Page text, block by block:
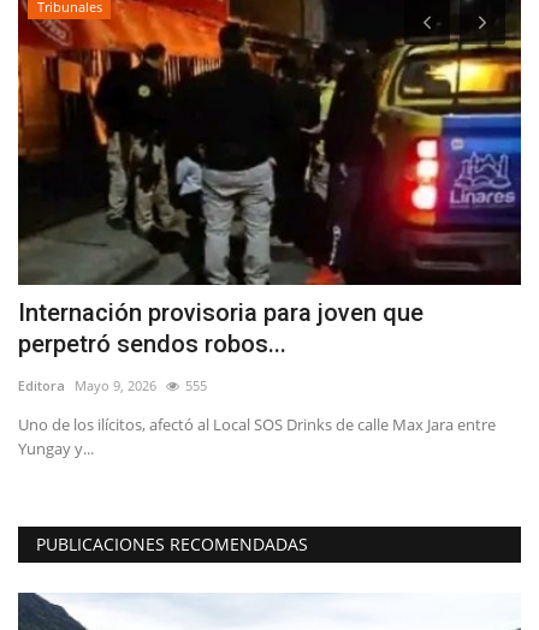
Tribunales
Internación provisoria para joven que
perpetró sendos robos...
Editora Mayo 9, 2026 555
Uno de los ilícitos, afectó al Local SOS Drinks de calle Max Jara entre
Yungay y...
PUBLICACIONES RECOMENDADAS